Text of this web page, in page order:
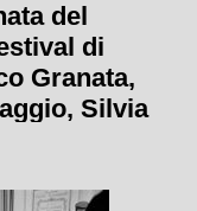
del
di
Granata,
Silvia